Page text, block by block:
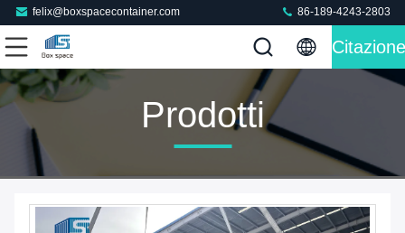
felix@boxspacecontainer.com 86-189-4243-2803
Citazione
Prodotti